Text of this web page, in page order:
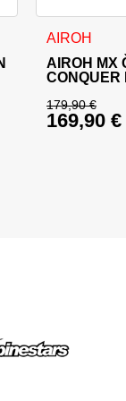
izberete na strani
AIROH
AIROH MX
CONQUER
179,90€
Izvirna
169,90 €
Ta izdelek